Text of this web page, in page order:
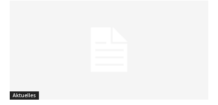
Aktuelles